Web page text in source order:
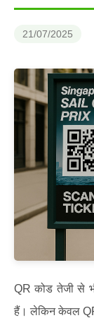
21/07/2025
QR कोड तेजी से
हैं। लेकिन केवल